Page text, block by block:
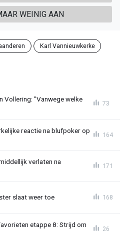
WEINIG AAN
Karl Vannieuwkerke
Vollering: "Vanwege welke
73
reactie na blufpoker op
164
verlaten na
171
slaat weer toe 168
etappe 8: Strijd om
26